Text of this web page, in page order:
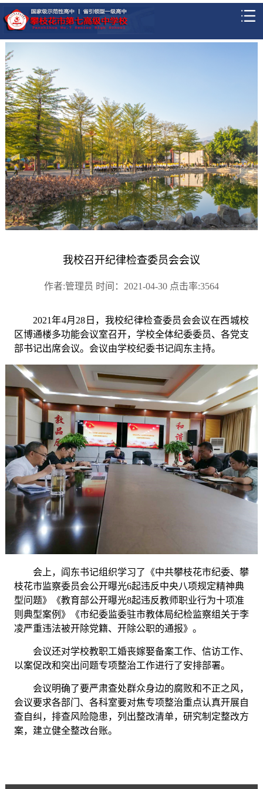
我校召开纪律检查委员会会议
作者:管理员 时间：2021-04-30 点击率:3564
2021年4月28日，我校纪律检查委员会会议在西城校
区博通楼多功能会议室召开，学校全体纪委委员、各党支
部书记出席会议。会议由学校纪委书记阎东主持。
会上，阎东书记组织学习了《中共攀枝花市纪委、攀
枝花市监察委员会公开曝光6起违反中央八项规定精神典
型问题》《教育部公开曝光8起违反教师职业行为十项准
则典型案例》《市纪委监委驻市教体局纪检监察组关于李
凌严重违法被开除党籍、开除公职的通报》。
会议还对学校教职工婚丧嫁娶备案工作、信访工作、
以案促改和突出问题专项整治工作进行了安排部署。
会议明确了要严肃查处群众身边的腐败和不正之风，
会议要求各部门、各科室要对焦专项整治重点认真开展自
查自纠，排查风险隐患，列出整改清单，研究制定整改方
案，建立健全整改台账。